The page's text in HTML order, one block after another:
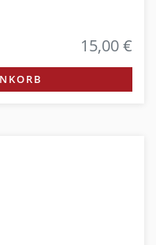
15,00 €